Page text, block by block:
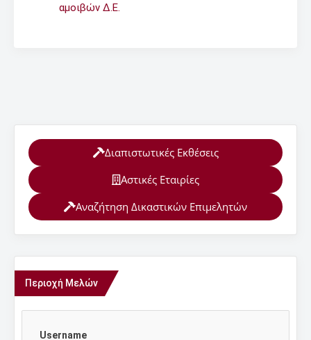
αμοιβών Δ.Ε.
Διαπιστωτικές Εκθέσεις
Αστικές Εταιρίες
Αναζήτηση Δικαστικών Επιμελητών
Περιοχή Μελών
Username